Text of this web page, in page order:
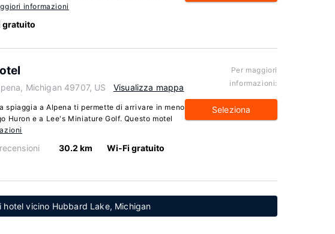
informazioni
gratuito
Michigan 49707, US Visualizza mappa
spiaggia a Alpena ti permette di arrivare in meno
Huron e a Lee's Miniature Golf. Questo motel
30.2 km Wi-Fi gratuito
Per maggiori
informazioni:
Seleziona
hotel vicino Hubbard Lake, Michigan